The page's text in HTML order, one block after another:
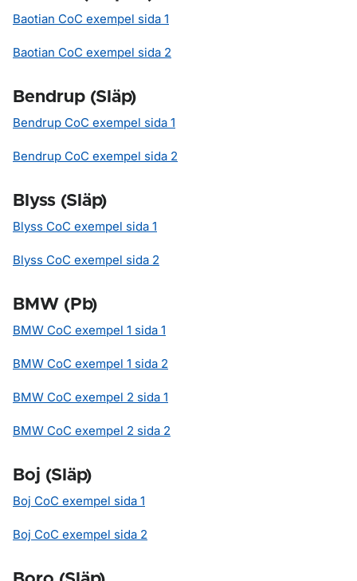
Baotian CoC exempel sida 1
Baotian CoC exempel sida 2
Bendrup (Släp)
Bendrup CoC exempel sida 1
Bendrup CoC exempel sida 2
Blyss (Släp)
Blyss CoC exempel sida 1
Blyss CoC exempel sida 2
BMW (Pb)
BMW CoC exempel 1 sida 1
BMW CoC exempel 1 sida 2
BMW CoC exempel 2 sida 1
BMW CoC exempel 2 sida 2
Boj (Släp)
Boj CoC exempel sida 1
Boj CoC exempel sida 2